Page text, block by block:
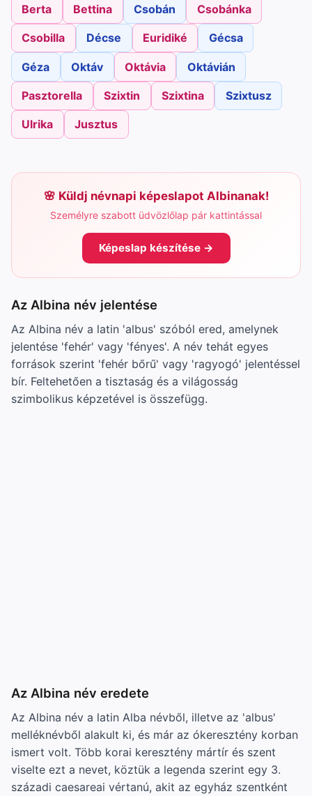
Berta Bettina Csobán Csobánka
Csobilla Décse Euridiké Gécsa
Géza Oktáv Oktávia Oktávián
Pasztorella Szixtin Szixtina Szixtusz
Ulrika Jusztus
Küldj névnapi képeslapot Albinanak!
Személyre szabott üdvözlőlap pár kattintással
Képeslap készítése →
Az Albina név jelentése
Az Albina név a latin 'albus' szóból ered, amelynek
jelentése 'fehér' vagy 'fényes'. A név tehát egyes
források szerint 'fehér bőrű' vagy 'ragyogó' jelentéssel
bír. Feltehetően a tisztaság és a világosság
szimbolikus képzetével is összefügg.
Az Albina név eredete
Az Albina név a latin Alba névből, illetve az 'albus'
melléknévből alakult ki, és már az ókeresztény korban
ismert volt. Több korai keresztény mártír és szent
viselte ezt a nevet, köztük a legenda szerint egy 3.
századi caesareai vértanú, akit az egyház szentként